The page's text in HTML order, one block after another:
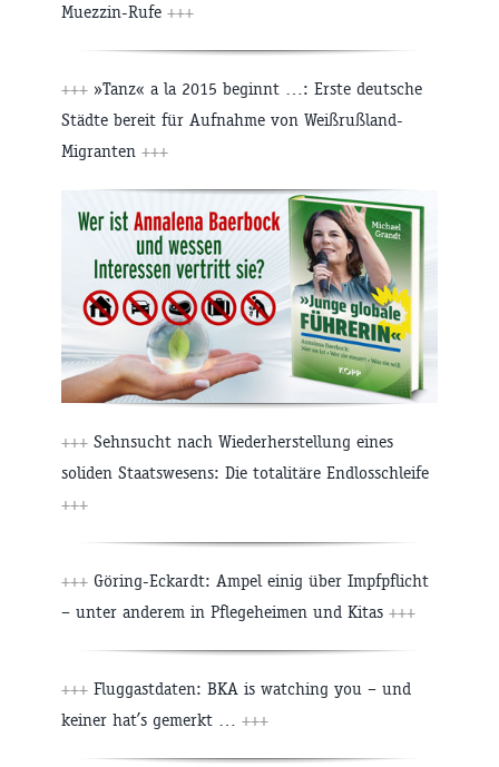
Muezzin-Rufe +++
+++ »Tanz« a la 2015 beginnt …: Erste deutsche
Städte bereit für Aufnahme von Weißrußland-
Migranten +++
+++ Sehnsucht nach Wiederherstellung eines
soliden Staatswesens: Die totalitäre Endlosschleife
+++
+++ Göring-Eckardt: Ampel einig über Impfpflicht
– unter anderem in Pflegeheimen und Kitas +++
+++ Fluggastdaten: BKA is watching you – und
keiner hat’s gemerkt … +++